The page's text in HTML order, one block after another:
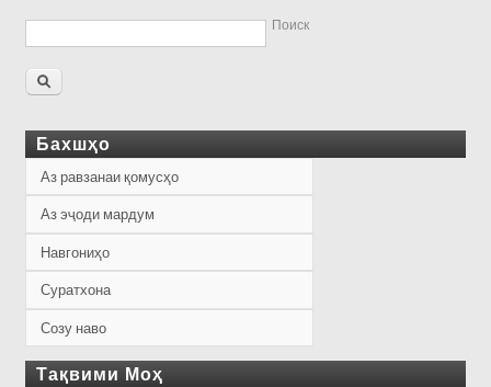
Поиск
Бахшҳо
Аз равзанаи қомусҳо
Аз эҷоди мардум
Навгониҳо
Суратхона
Созу наво
Тақвими Моҳ